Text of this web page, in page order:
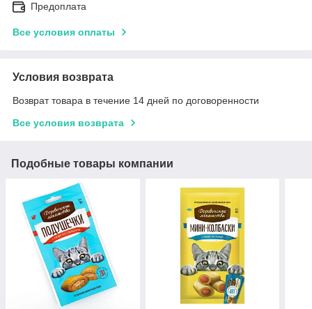
Предоплата
Все условия оплаты
Условия возврата
Возврат товара в течение 14 дней по договоренности
Все условия возврата
Подобные товары компании